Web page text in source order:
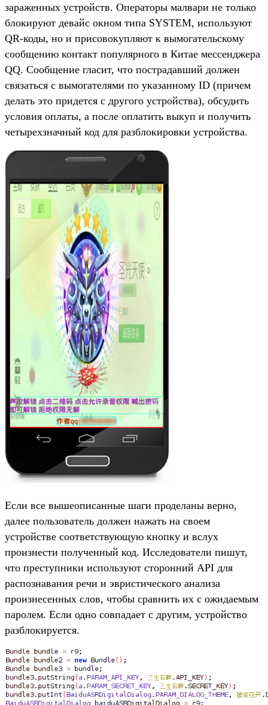
зараженных устройств. Операторы малвари не только
блокируют девайс окном типа SYSTEM, используют
QR-коды, но и присовокупляют к вымогательскому
сообщению контакт популярного в Китае мессенджера
QQ. Сообщение гласит, что пострадавший должен
связаться с вымогателями по указанному ID (причем
делать это придется с другого устройства), обсудить
условия оплаты, а после оплатить выкуп и получить
четырехзначный код для разблокировки устройства.
Если все вышеописанные шаги проделаны верно,
далее пользователь должен нажать на своем
устройстве соответствующую кнопку и вслух
произнести полученный код. Исследователи пишут,
что преступники используют сторонний API для
распознавания речи и эвристического анализа
произнесенных слов, чтобы сравнить их с ожидаемым
паролем. Если одно совпадает с другим, устройство
разблокируется.